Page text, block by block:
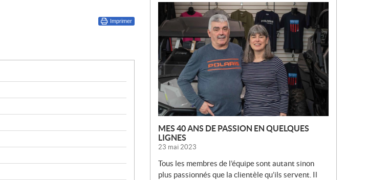
Imprimer
N
O
U
V
E
L
L
E
S
MES 40 ANS DE PASSION EN QUELQUES
LIGNES
23 mai 2023
Tous les membres de l’équipe sont autant sinon
plus passionnés que la clientèle qu’ils servent. Il